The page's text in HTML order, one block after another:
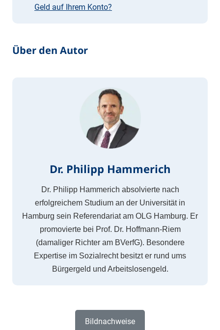
Geld auf Ihrem Konto?
Über den Autor
Dr. Philipp Hammerich
Dr. Philipp Hammerich absolvierte nach
erfolgreichem Studium an der Universität in
Hamburg sein Referendariat am OLG Hamburg. Er
promovierte bei Prof. Dr. Hoffmann-Riem
(damaliger Richter am BVerfG). Besondere
Expertise im Sozialrecht besitzt er rund ums
Bürgergeld und Arbeitslosengeld.
Bildnachweise